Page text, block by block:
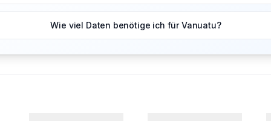
Wie viel Daten benötige ich für Vanuatu?